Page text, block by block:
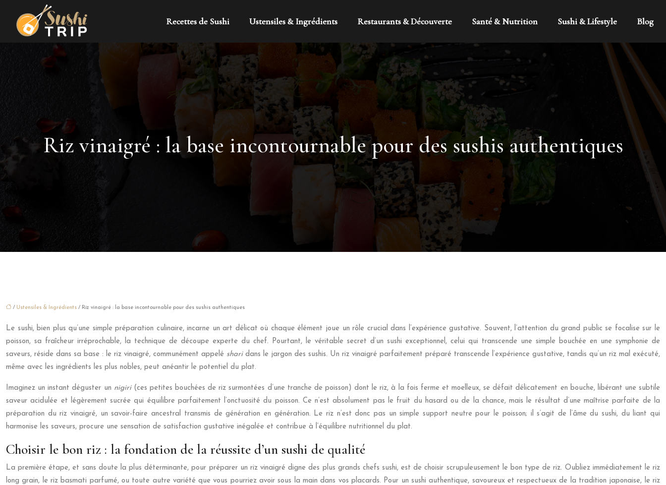
Recettes de Sushi Ustensiles & Ingrédients Restaurants & Découverte Santé & Nutrition Sushi & Lifestyle Blog
Riz vinaigré : la base incontournable pour des sushis authentiques
/ Ustensiles & Ingrédients / Riz vinaigré : la base incontournable pour des sushis authentiques
Le sushi, bien plus qu’une simple préparation culinaire, incarne un art délicat où chaque élément joue un rôle crucial dans l’expérience gustative. Souvent, l’attention du grand public se focalise sur le
poisson, sa fraîcheur irréprochable, la technique de découpe experte du chef. Pourtant, le véritable secret d’un sushi exceptionnel, celui qui transcende une simple bouchée en une symphonie de
saveurs, réside dans sa base : le riz vinaigré, communément appelé shari dans le jargon des sushis. Un riz vinaigré parfaitement préparé transcende l’expérience gustative, tandis qu’un riz mal exécuté,
même avec les ingrédients les plus nobles, peut anéantir le potentiel du plat.
Imaginez un instant déguster un nigiri (ces petites bouchées de riz surmontées d’une tranche de poisson) dont le riz, à la fois ferme et moelleux, se défait délicatement en bouche, libérant une subtile
saveur acidulée et légèrement sucrée qui équilibre parfaitement l’onctuosité du poisson. Ce n’est absolument pas le fruit du hasard ou de la chance, mais le résultat d’une maîtrise parfaite de la
préparation du riz vinaigré, un savoir-faire ancestral transmis de génération en génération. Le riz n’est donc pas un simple support neutre pour le poisson; il s’agit de l’âme du sushi, du liant qui
harmonise les saveurs, procure une sensation de satisfaction gustative inégalée et contribue à l’équilibre nutritionnel du plat.
Choisir le bon riz : la fondation de la réussite d’un sushi de qualité
La première étape, et sans doute la plus déterminante, pour préparer un riz vinaigré digne des plus grands chefs sushi, est de choisir scrupuleusement le bon type de riz. Oubliez immédiatement le riz
long grain, le riz basmati parfumé, ou toute autre variété que vous pourriez avoir sous la main dans vos placards. Pour un sushi authentique, savoureux et respectueux de la tradition japonaise, le riz